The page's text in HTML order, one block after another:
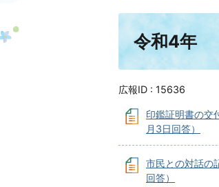
令和4年
広報ID : 15636
印鑑証明書の交
⽉3⽇回答）
市民との対話の
回答）